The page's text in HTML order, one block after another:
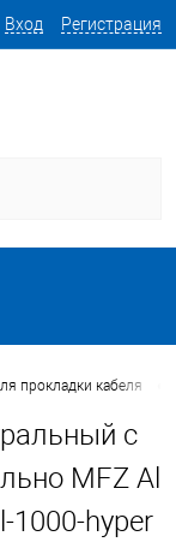
Вход Регистрация
прокладки кабеля
с
MFZ Al
1000-hyper